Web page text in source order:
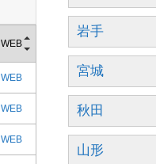
WEB
WEB
WEB
WEB
岩手
宮城
秋田
山形